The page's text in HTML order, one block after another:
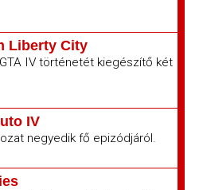
Liberty City
IV történetét kiegészítő két
IV
negyedik fő epizódjáról.